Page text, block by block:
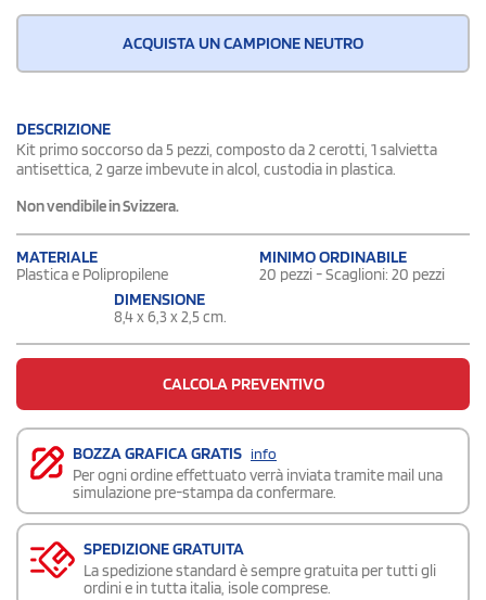
ACQUISTA UN CAMPIONE NEUTRO
DESCRIZIONE
Kit primo soccorso da 5 pezzi, composto da 2 cerotti, 1 salvietta
antisettica, 2 garze imbevute in alcol, custodia in plastica.
Non vendibile in Svizzera.
MATERIALE
Plastica e Polipropilene
MINIMO ORDINABILE
20 pezzi - Scaglioni: 20 pezzi
DIMENSIONE
8,4 x 6,3 x 2,5 cm.
CALCOLA PREVENTIVO
BOZZA GRAFICA GRATIS info
Per ogni ordine effettuato verrà inviata tramite mail una
simulazione pre-stampa da confermare.
SPEDIZIONE GRATUITA
La spedizione standard è sempre gratuita per tutti gli
ordini e in tutta italia, isole comprese.